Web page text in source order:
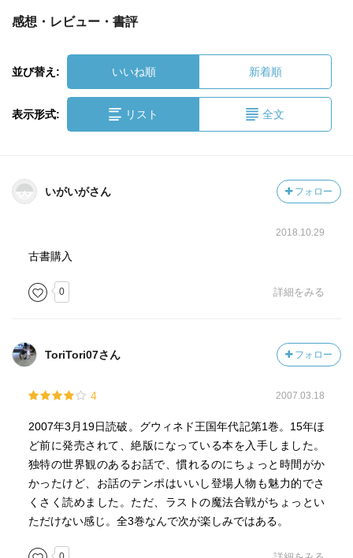
感想・レビュー・書評
並び替え: いいね順 新着順
表示形式: リスト 全文
いがいがさん フォロー
2018.10.29
古書購入
0 詳細をみる
ToriTori07さん フォロー
4 2007.03.18
2007年3月19日読破。グウィネド王国年代記第1巻。15年ほ
ど前に発売されて、絶版になっている本を入手しました。
独特の世界観のあるお話で、慣れるのにちょっと時間がか
かったけど、お話のテンポはいいし登場人物も魅力的でさ
くさく読めました。ただ、ラストの魔法合戦がちょっとい
ただけない感じ。全3巻なんで次が楽しみではある。